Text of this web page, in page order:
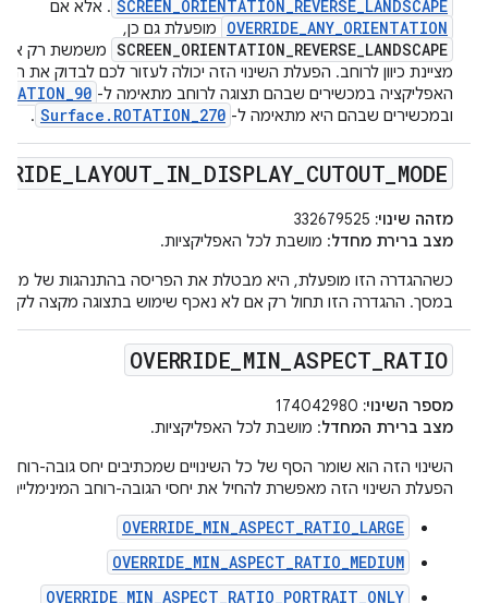
SCREEN_ORIENTATION_REVERSE_LANDSCAPE . אלא אם
OVERRIDE_ANY_ORIENTATION מופעלת גם כן,
SCREEN_ORIENTATION_REVERSE_LANDSCAPE משמשת רק אם
מציינת כיוון לרוחב. הפעלת השינוי הזה יכולה לעזור לכם לבדוק את
האפליקציה במכשירים שבהם תצוגה לרוחב מתאימה ל-
ובמכשירים שבהם היא מתאימה ל- Surface.ROTATION_270
.
LAYOUT IN DISPLAY CUTOUT MODE
מזהה שינוי:
מצב ברירת מחדל: מושבת לכל האפליקציות.
כשההגדרה הזו מופעלת, היא מבטלת את הפריסה בהתנהגות של
במסך. ההגדרה הזו תחול רק אם לא נאכף שימוש בתצוגה מקצה
OVERRIDE MIN ASPECT RATIO
מספר השינוי:
מצב ברירת המחדל: מושבת לכל האפליקציות.
השינוי הזה הוא שומר הסף של כל השינויים שמכתיבים יחס גובה-רוחב
הפעלת השינוי הזה מאפשרת להחיל את יחסי הגובה-רוחב המינימליים
OVERRIDE_MIN_ASPECT_RATIO_LARGE
OVERRIDE_MIN_ASPECT_RATIO_MEDIUM
OVERRIDE_MIN_ASPECT_RATIO_PORTRAIT_ONLY